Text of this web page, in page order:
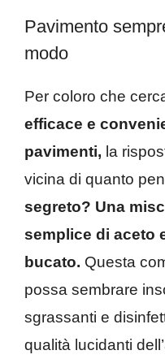
Pavimento
modo
Per coloro che
efficace e
pavimenti, la
vicina di quanto
segreto? Una
semplice di aceto
bucato. Questa
possa sembrare
sgrassanti e
qualità lucidanti